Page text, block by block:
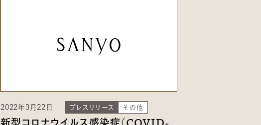
2022年3月22日 プレスリリース その他
新型コロナウイルス感染症（COVID-